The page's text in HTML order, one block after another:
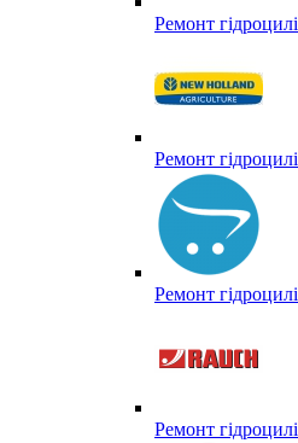
Ремонт
Ремонт
Ремонт
Ремонт